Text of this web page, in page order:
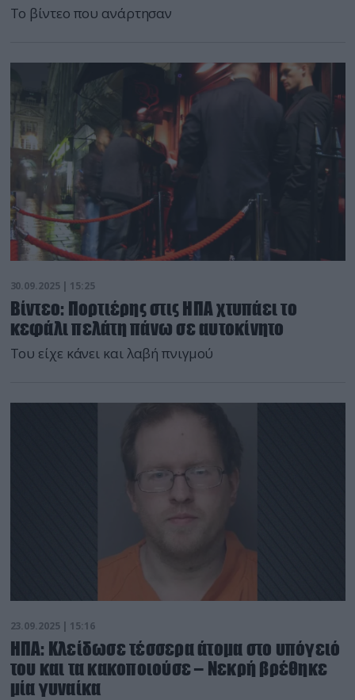
Το βίντεο που ανάρτησαν
30.09.2025 | 15:25
Βίντεο: Πορτιέρης στις ΗΠΑ χτυπάει το
κεφάλι πελάτη πάνω σε αυτοκίνητο
Του είχε κάνει και λαβή πνιγμού
23.09.2025 | 15:16
ΗΠΑ: Κλείδωσε τέσσερα άτομα στο υπόγειό
του και τα κακοποιούσε – Νεκρή βρέθηκε
μία γυναίκα